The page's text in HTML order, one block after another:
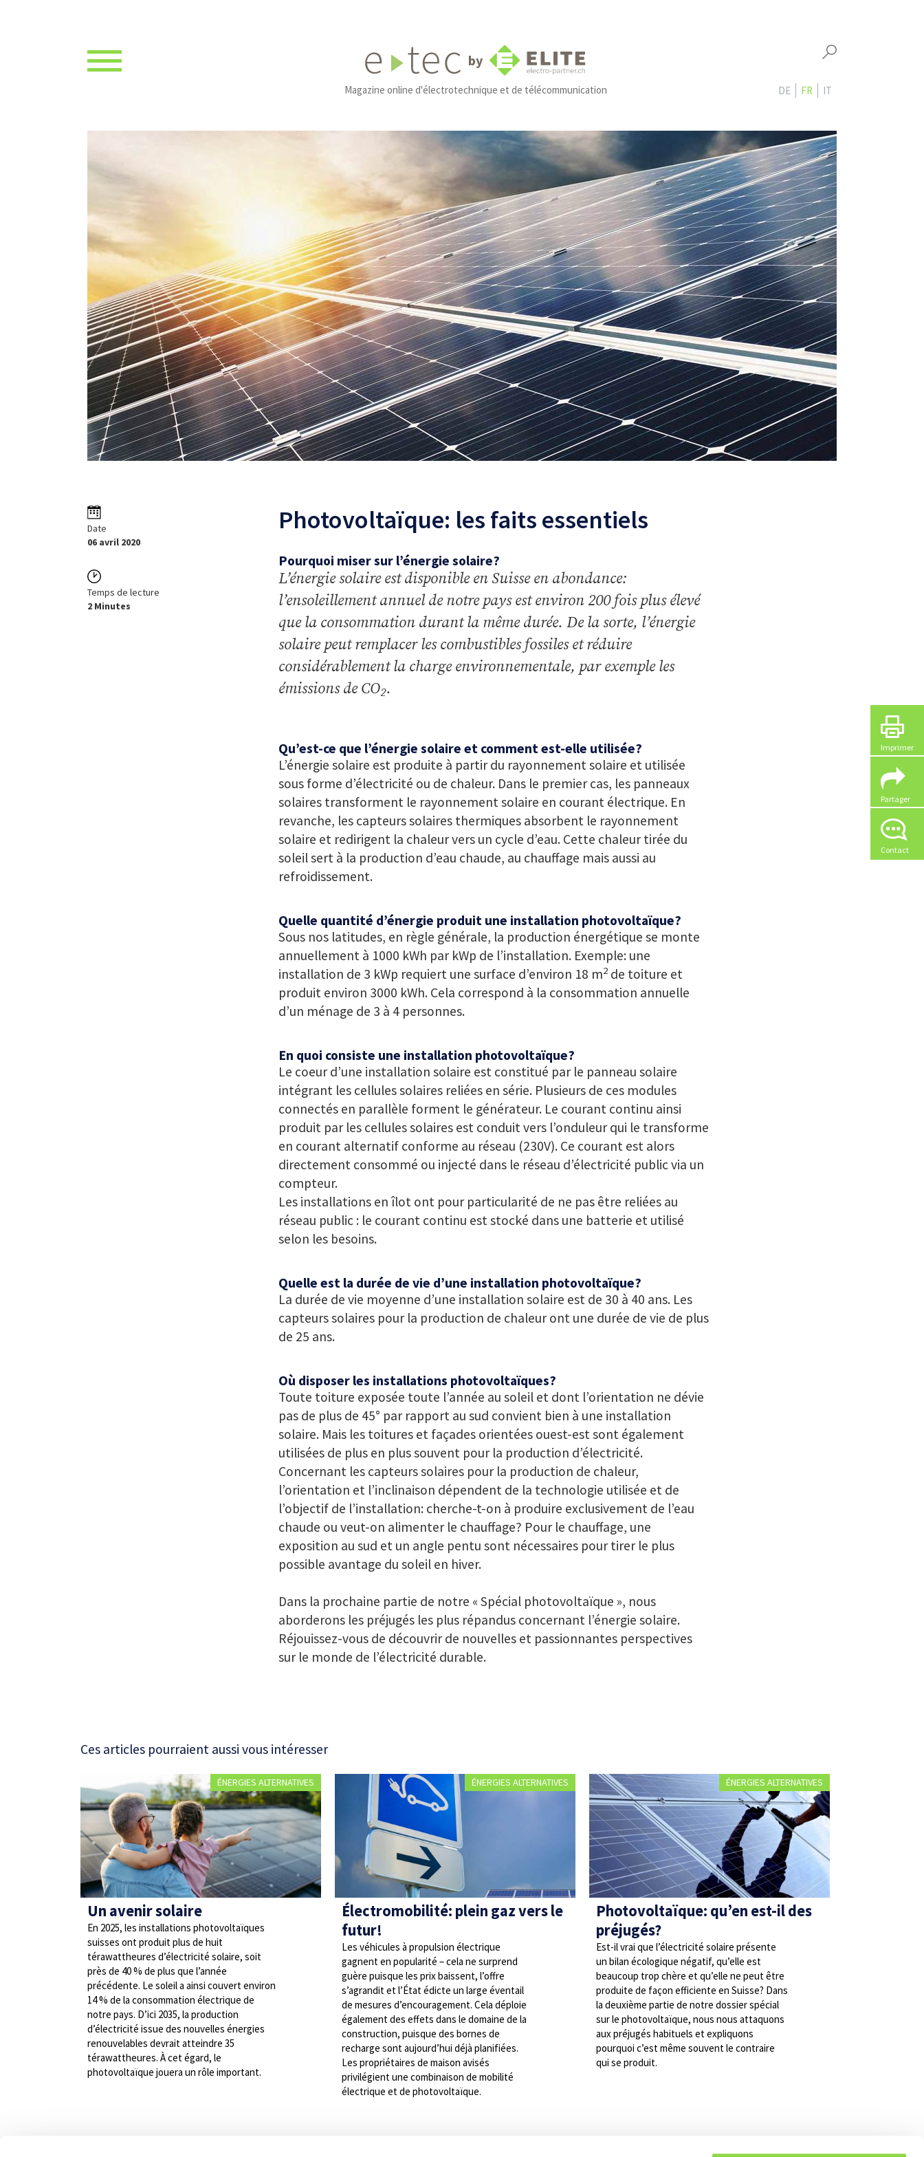
Imprimer
Partager
Contact
by
Magazine online d'électrotechnique et de télécommunication DE FR IT
Date
06 avril 2020
Temps de lecture
2 Minutes
Photovoltaïque: les faits essentiels
Pourquoi miser sur l’énergie solaire?
L’énergie solaire est disponible en Suisse en abondance:
l’ensoleillement annuel de notre pays est environ 200 fois plus élevé
que la consommation durant la même durée. De la sorte, l’énergie
solaire peut remplacer les combustibles fossiles et réduire
considérablement la charge environnementale, par exemple les
émissions de CO2.
Qu’est-ce que l’énergie solaire et comment est-elle utilisée?
L’énergie solaire est produite à partir du rayonnement solaire et utilisée
sous forme d’électricité ou de chaleur. Dans le premier cas, les panneaux
solaires transforment le rayonnement solaire en courant électrique. En
revanche, les capteurs solaires thermiques absorbent le rayonnement
solaire et redirigent la chaleur vers un cycle d’eau. Cette chaleur tirée du
soleil sert à la production d’eau chaude, au chauffage mais aussi au
refroidissement.
Quelle quantité d’énergie produit une installation photovoltaïque?
Sous nos latitudes, en règle générale, la production énergétique se monte
annuellement à 1000 kWh par kWp de l’installation. Exemple: une
installation de 3 kWp requiert une surface d’environ 18 m2de toiture et
produit environ 3000 kWh. Cela correspond à la consommation annuelle
d’un ménage de 3 à 4 personnes.
En quoi consiste une installation photovoltaïque?
Le coeur d’une installation solaire est constitué par le panneau solaire
intégrant les cellules solaires reliées en série. Plusieurs de ces modules
connectés en parallèle forment le générateur. Le courant continu ainsi
produit par les cellules solaires est conduit vers l’onduleur qui le transforme
en courant alternatif conforme au réseau (230V). Ce courant est alors
directement consommé ou injecté dans le réseau d’électricité public via un
compteur.
Les installations en îlot ont pour particularité de ne pas être reliées au
réseau public : le courant continu est stocké dans une batterie et utilisé
selon les besoins.
Quelle est la durée de vie d’une installation photovoltaïque?
La durée de vie moyenne d’une installation solaire est de 30 à 40 ans. Les
capteurs solaires pour la production de chaleur ont une durée de vie de plus
de 25 ans.
Où disposer les installations photovoltaïques?
Toute toiture exposée toute l’année au soleil et dont l’orientation ne dévie
pas de plus de 45° par rapport au sud convient bien à une installation
solaire. Mais les toitures et façades orientées ouest-est sont également
utilisées de plus en plus souvent pour la production d’électricité.
Concernant les capteurs solaires pour la production de chaleur,
l’orientation et l’inclinaison dépendent de la technologie utilisée et de
l’objectif de l’installation: cherche-t-on à produire exclusivement de l’eau
chaude ou veut-on alimenter le chauffage? Pour le chauffage, une
exposition au sud et un angle pentu sont nécessaires pour tirer le plus
possible avantage du soleil en hiver.
Dans la prochaine partie de notre « Spécial photovoltaïque », nous
aborderons les préjugés les plus répandus concernant l’énergie solaire.
Réjouissez-vous de découvrir de nouvelles et passionnantes perspectives
sur le monde de l’électricité durable.
Ces articles pourraient aussi vous intéresser
ÉNERGIES ALTERNATIVES
Un avenir solaire
En 2025, les installations photovoltaïques
suisses ont produit plus de huit
térawattheures d’électricité solaire, soit
près de 40 % de plus que l’année
précédente. Le soleil a ainsi couvert environ
14 % de la consommation électrique de
notre pays. D’ici 2035, la production
d’électricité issue des nouvelles énergies
renouvelables devrait atteindre 35
térawattheures. À cet égard, le
photovoltaïque jouera un rôle important.
ÉNERGIES ALTERNATIVES
Électromobilité: plein gaz vers le
futur!
Les véhicules à propulsion électrique
gagnent en popularité – cela ne surprend
guère puisque les prix baissent, l’offre
s’agrandit et l’État édicte un large éventail
de mesures d’encouragement. Cela déploie
également des effets dans le domaine de la
construction, puisque des bornes de
recharge sont aujourd’hui déjà planifiées.
Les propriétaires de maison avisés
privilégient une combinaison de mobilité
électrique et de photovoltaïque.
ÉNERGIES ALTERNATIVES
Photovoltaïque: qu’en est-il des
préjugés?
Est-il vrai que l’électricité solaire présente
un bilan écologique négatif, qu’elle est
beaucoup trop chère et qu’elle ne peut être
produite de façon efficiente en Suisse? Dans
la deuxième partie de notre dossier spécial
sur le photovoltaïque, nous nous attaquons
aux préjugés habituels et expliquons
pourquoi c’est même souvent le contraire
qui se produit.